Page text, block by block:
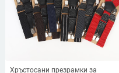
Хръстосани презрамки за